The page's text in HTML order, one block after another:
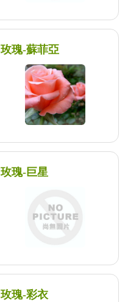
玫瑰-蘇菲亞
玫瑰-巨星
玫瑰-彩衣